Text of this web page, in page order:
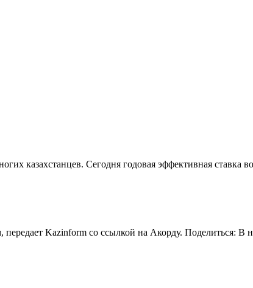
казахстанцев. Сегодня годовая эффективная ставка
Kazinform со ссылкой на Акорду. Поделиться: В